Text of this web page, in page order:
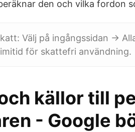
den och vilka fordon
Välj på ingångssidan ->
för skattefri användning.
källor till
- Google